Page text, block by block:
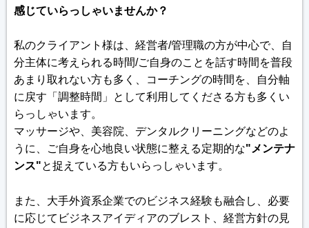
感じていらっしゃいませんか？
私のクライアント様は、経営者/管理職の方が中心で、自
分主体に考えられる時間/ご自身のことを話す時間を普段
あまり取れない方も多く、コーチングの時間を、自分軸
に戻す「調整時間」として利用してくださる方も多くい
らっしゃいます。
マッサージや、美容院、デンタルクリーニングなどのよ
うに、ご自身を心地良い状態に整える定期的な"メンテナ
ンス"と捉えている方もいらっしゃいます。
また、大手外資系企業でのビジネス経験も融合し、必要
に応じてビジネスアイディアのブレスト、経営方針の見